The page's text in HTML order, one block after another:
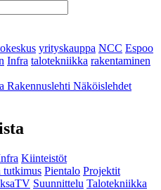
yrityskauppa NCC Espoo
Infra talotekniikka rakentaminen
Rakennuslehti Näköislehdet
Kiinteistöt
tutkimus Pientalo Projektit
Suunnittelu Talotekniikka